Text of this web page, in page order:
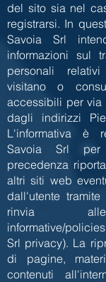
del sito sia nel
registrarsi. In
Savoia Srl
informazioni sul
personali
visitano o
accessibili per via
dagli indirizzi
L'informativa è
Savoia Srl
precedenza
altri siti web
dall'utente
rinvia
informative/
Srl privacy). La
di pagine,
contenuti